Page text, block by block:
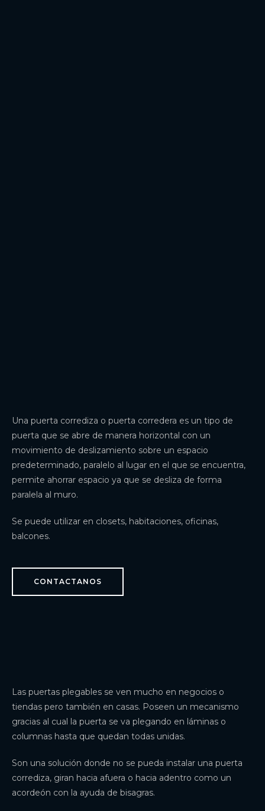
Una puerta corrediza o puerta corredera es un tipo de
puerta que se abre de manera horizontal con un
movimiento de deslizamiento sobre un espacio
predeterminado, paralelo al lugar en el que se encuentra,
permite ahorrar espacio ya que se desliza de forma
paralela al muro.
Se puede utilizar en closets, habitaciones, oficinas,
balcones.
CONTACTANOS
Las puertas plegables se ven mucho en negocios o
tiendas pero también en casas. Poseen un mecanismo
gracias al cual la puerta se va plegando en láminas o
columnas hasta que quedan todas unidas.
Son una solución donde no se pueda instalar una puerta
corrediza, giran hacia afuera o hacia adentro como un
acordeón con la ayuda de bisagras.